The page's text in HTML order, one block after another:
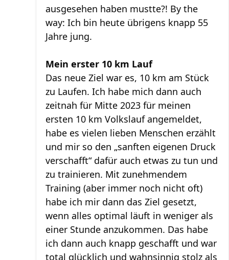
ausgesehen haben mustte?! By the
way: Ich bin heute übrigens knapp 55
Jahre jung.
Mein erster 10 km Lauf
Das neue Ziel war es, 10 km am Stück
zu Laufen. Ich habe mich dann auch
zeitnah für Mitte 2023 für meinen
ersten 10 km Volkslauf angemeldet,
habe es vielen lieben Menschen erzählt
und mir so den „sanften eigenen Druck
verschafft“ dafür auch etwas zu tun und
zu trainieren. Mit zunehmendem
Training (aber immer noch nicht oft)
habe ich mir dann das Ziel gesetzt,
wenn alles optimal läuft in weniger als
einer Stunde anzukommen. Das habe
ich dann auch knapp geschafft und war
total glücklich und wahnsinnig stolz als